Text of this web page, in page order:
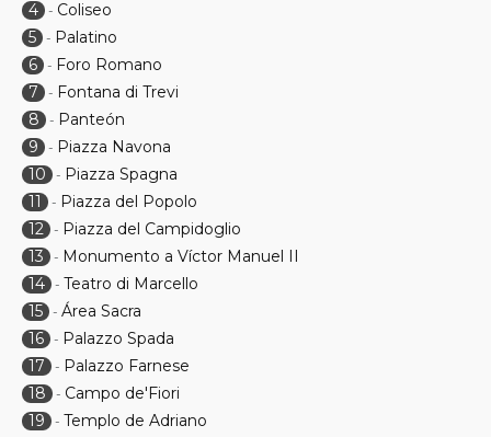
4 - Coliseo
5 - Palatino
6 - Foro Romano
7
- Fontana di Trevi
8
- Panteón
9
- Piazza Navona
10
- Piazza Spagna
11
- Piazza del Popolo
12 - Piazza del Campidoglio
13
- Monumento a Víctor Manuel II
14 - Teatro di Marcello
15 - Área Sacra
16 - Palazzo Spada
17
- Palazzo Farnese
18
- Campo de'Fiori
19
- Templo de Adriano